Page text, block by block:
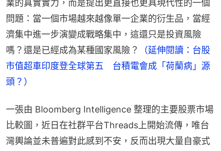
業的真實實力，而是提出更直接也更具現代性的一個
問題：當一個市場越來越像單一企業的衍生品，當經
濟集中進一步演變成戰略集中，這還只是投資風險
嗎？還是已經成為某種國家風險？
（延伸閱讀：台股
市值超車印度登全球第五　台積電會成「荷蘭病」源
頭？）
一張由 Bloomberg Intelligence 整理的主要股票市場
比較圖，近日在社群平台Threads上開始流傳，唯台
灣輿論並未普遍對此感到不安，反而出現大量自豪式